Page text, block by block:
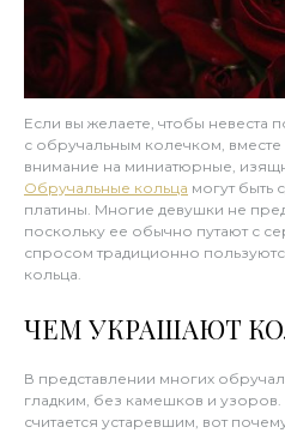
Если вы желаете, чтобы невеста
с обручальным колечком,
внимание на миниатюрные,
Обручальные кольца могут быть
платины. Многие девушки не
поскольку ее обычно путают с
спросом традиционно
кольца.
ЧЕМ УКРАШАЮТ
В представлении многих
гладким, без камешков и
считается устаревшим, вот